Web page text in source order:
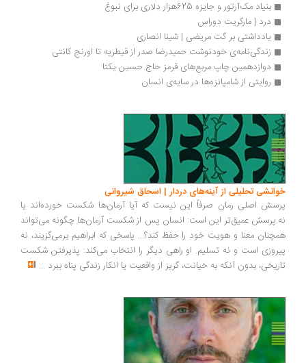
بنیاد مک‌آرتور و جایزه 625‌هزار دلاری برای نبوغ
درد | مارگریت دوراس
یادداشتی بر گت مریضی | شینا انصاری
زندگی‌نامه‌ی خودنوشت حمیدرضا صدر از قیطریه تا اورنج کانتی
دوازدهمین چاپ مربع‌های قرمز حاج حسین یکتا
روایتی از شامپانزه‌ها در سایه‌ی انسان
تحلیلی از آینه‌های دردار | اسحاق شیروانی
اصلی رمان صرفاً این نیست که آیا آرمان‌ها شکست خورده‌اند یا
عمیق‌تر این است: انسان پس از شکست آرمان‌ها چگونه می‌تواند
معنا و هویت خود را حفظ کند؟... پاسخی که ابراهیم برمی‌گزیند، نه
است و نه تسلیم. او راهی دیگر را انتخاب می‌کند: پذیرفتن شکست
بدون آنکه به خیانت، گریز از واقعیت یا انکار زندگی پناه ببرد...